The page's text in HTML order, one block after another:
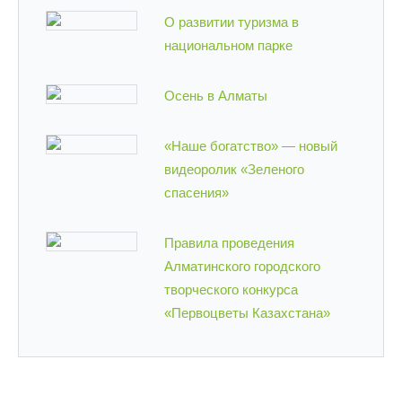
О развитии туризма в
национальном парке
Осень в Алматы
«Наше богатство» — новый
видеоролик «Зеленого
спасения»
Правила проведения
Алматинского городского
творческого конкурса
«Первоцветы Казахстана»